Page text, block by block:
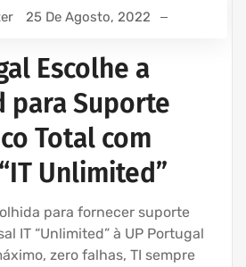
25 De Agosto, 2022
Escolhe a
para Suporte
Total com
Unlimited”
para fornecer suporte
IT “Unlimited” à UP Portugal
zero falhas, TI sempre